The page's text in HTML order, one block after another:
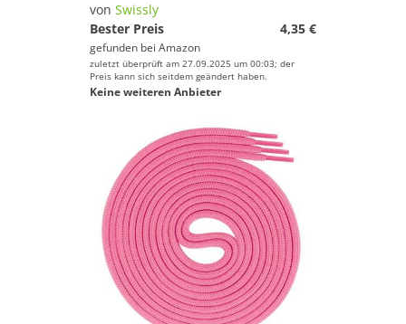
von Swissly
Bester Preis
4,35 €
gefunden bei Amazon
zuletzt überprüft am 27.09.2025 um 00:03; der
Preis kann sich seitdem geändert haben.
Keine weiteren Anbieter